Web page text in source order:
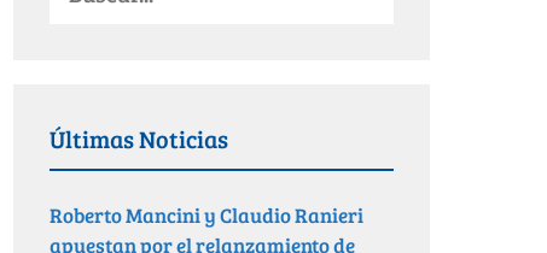
Últimas Noticias
Roberto Mancini y Claudio Ranieri
apuestan por el relanzamiento de